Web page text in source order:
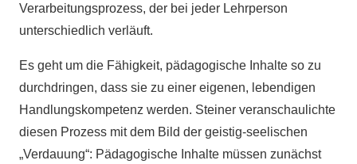
Verarbeitungsprozess, der bei jeder Lehrperson
unterschiedlich verläuft.
Es geht um die Fähigkeit, pädagogische Inhalte so zu
durchdringen, dass sie zu einer eigenen, lebendigen
Handlungskompetenz werden. Steiner veranschaulichte
diesen Prozess mit dem Bild der geistig-seelischen
„Verdauung“: Pädagogische Inhalte müssen zunächst